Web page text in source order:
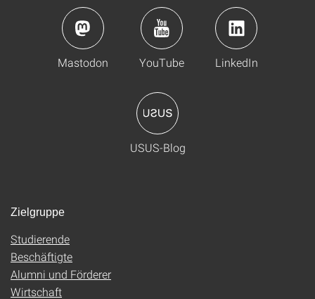
Mastodon YouTube LinkedIn
USUS-Blog
Zielgruppe
Studierende
Beschäftigte
Alumni und Förderer
Wirtschaft